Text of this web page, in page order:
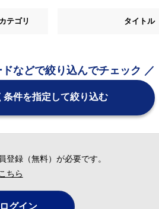
カテゴリ タイトル
などで絞り込んでチェック ／
条件を指定して絞り込む
録（無料）が必要です。
こちら
ログイン